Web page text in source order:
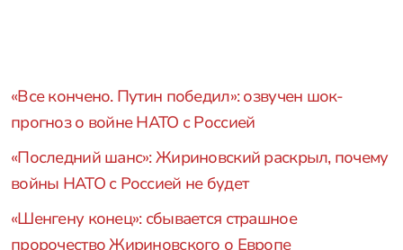
«Все кончено. Путин победил»: озвучен шок-
прогноз о войне НАТО с Россией
«Последний шанс»: Жириновский раскрыл, почему
войны НАТО с Россией не будет
«Шенгену конец»: сбывается страшное
пророчество Жириновского о Европе